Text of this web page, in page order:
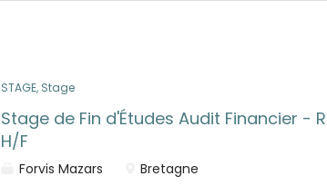
STAGE, Stage
Stage de Fin d'Études Audit Financier -
H/F
Forvis Mazars
Bretagne